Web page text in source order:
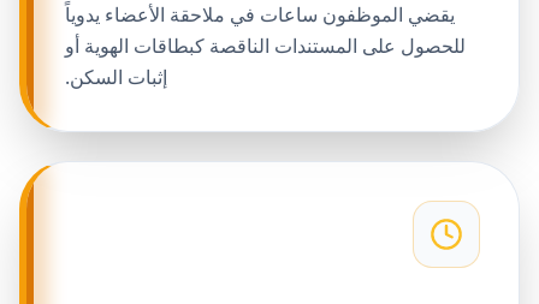
يقضي الموظفون ساعات في ملاحقة الأعضاء يدوياً
للحصول على المستندات الناقصة كبطاقات الهوية أو
إثبات السكن.